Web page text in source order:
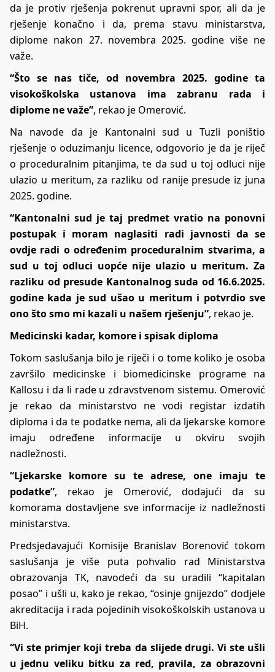
da je protiv rješenja pokrenut upravni spor, ali da je
rješenje konačno i da, prema stavu ministarstva,
diplome nakon 27. novembra 2025. godine više ne
važe.
“Što se nas tiče, od novembra 2025. godine ta
visokoškolska ustanova ima zabranu rada i
diplome ne važe”, rekao je Omerović.
Na navode da je Kantonalni sud u Tuzli poništio
rješenje o oduzimanju licence, odgovorio je da je riječ
o proceduralnim pitanjima, te da sud u toj odluci nije
ulazio u meritum, za razliku od ranije presude iz juna
2025. godine.
“Kantonalni sud je taj predmet vratio na ponovni
postupak i moram naglasiti radi javnosti da se
ovdje radi o određenim proceduralnim stvarima, a
sud u toj odluci uopće nije ulazio u meritum. Za
razliku od presude Kantonalnog suda od 16.6.2025.
godine kada je sud ušao u meritum i potvrdio sve
ono što smo mi kazali u našem rješenju”, rekao je.
Medicinski kadar, komore i spisak diploma
Tokom saslušanja bilo je riječi i o tome koliko je osoba
završilo medicinske i biomedicinske programe na
Kallosu i da li rade u zdravstvenom sistemu. Omerović
je rekao da ministarstvo ne vodi registar izdatih
diploma i da te podatke nema, ali da ljekarske komore
imaju određene informacije u okviru svojih
nadležnosti.
“Ljekarske komore su te adrese, one imaju te
podatke”, rekao je Omerović, dodajući da su
komorama dostavljene sve informacije iz nadležnosti
ministarstva.
Predsjedavajući Komisije Branislav Borenović tokom
saslušanja je više puta pohvalio rad Ministarstva
obrazovanja TK, navodeći da su uradili “kapitalan
posao” i ušli u, kako je rekao, “osinje gnijezdo” dodjele
akreditacija i rada pojedinih visokoškolskih ustanova u
BiH.
“Vi ste primjer koji treba da slijede drugi. Vi ste ušli
u jednu veliku bitku za red, pravila, za obrazovni